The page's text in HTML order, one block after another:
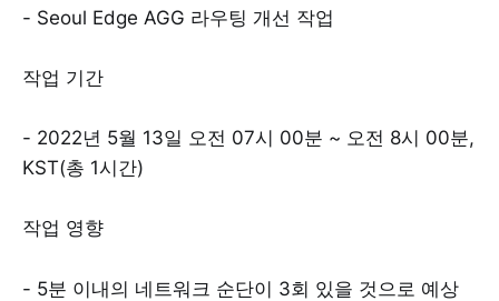
- Seoul Edge AGG 라우팅 개선 작업
작업 기간
- 2022년 5월 13일 오전 07시 00분 ~ 오전 8시 00분,
KST(총 1시간)
작업 영향
- 5분 이내의 네트워크 순단이 3회 있을 것으로 예상